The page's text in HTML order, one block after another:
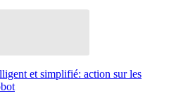
et simplifié: action sur les